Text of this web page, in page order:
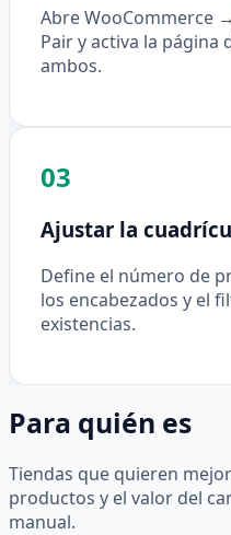
Abre WooCommerce
Pair y activa la
ambos.
03
Ajustar la
Define el número de
los encabezados y el
existencias.
Para quién es
Tiendas que quieren
productos y el valor del
manual.